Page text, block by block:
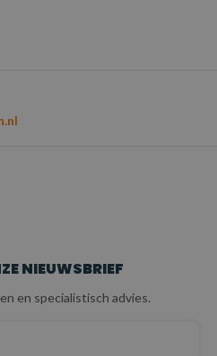
NIEUWSBRIEF
en specialistisch advies.